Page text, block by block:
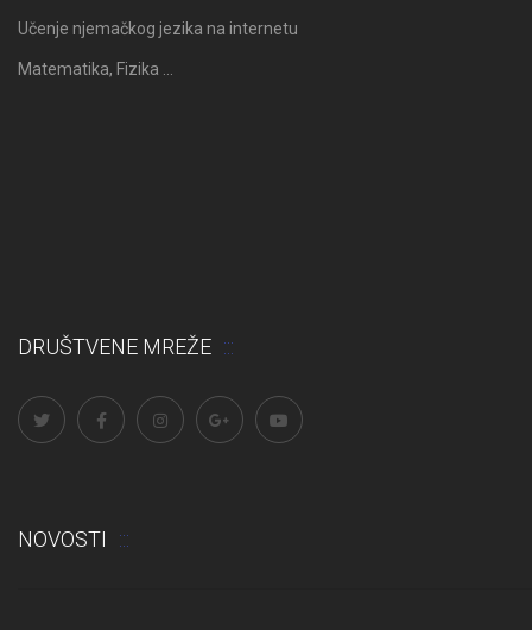
Učenje njemačkog jezika na internetu
Matematika, Fizika …
DRUŠTVENE MREŽE
NOVOSTI